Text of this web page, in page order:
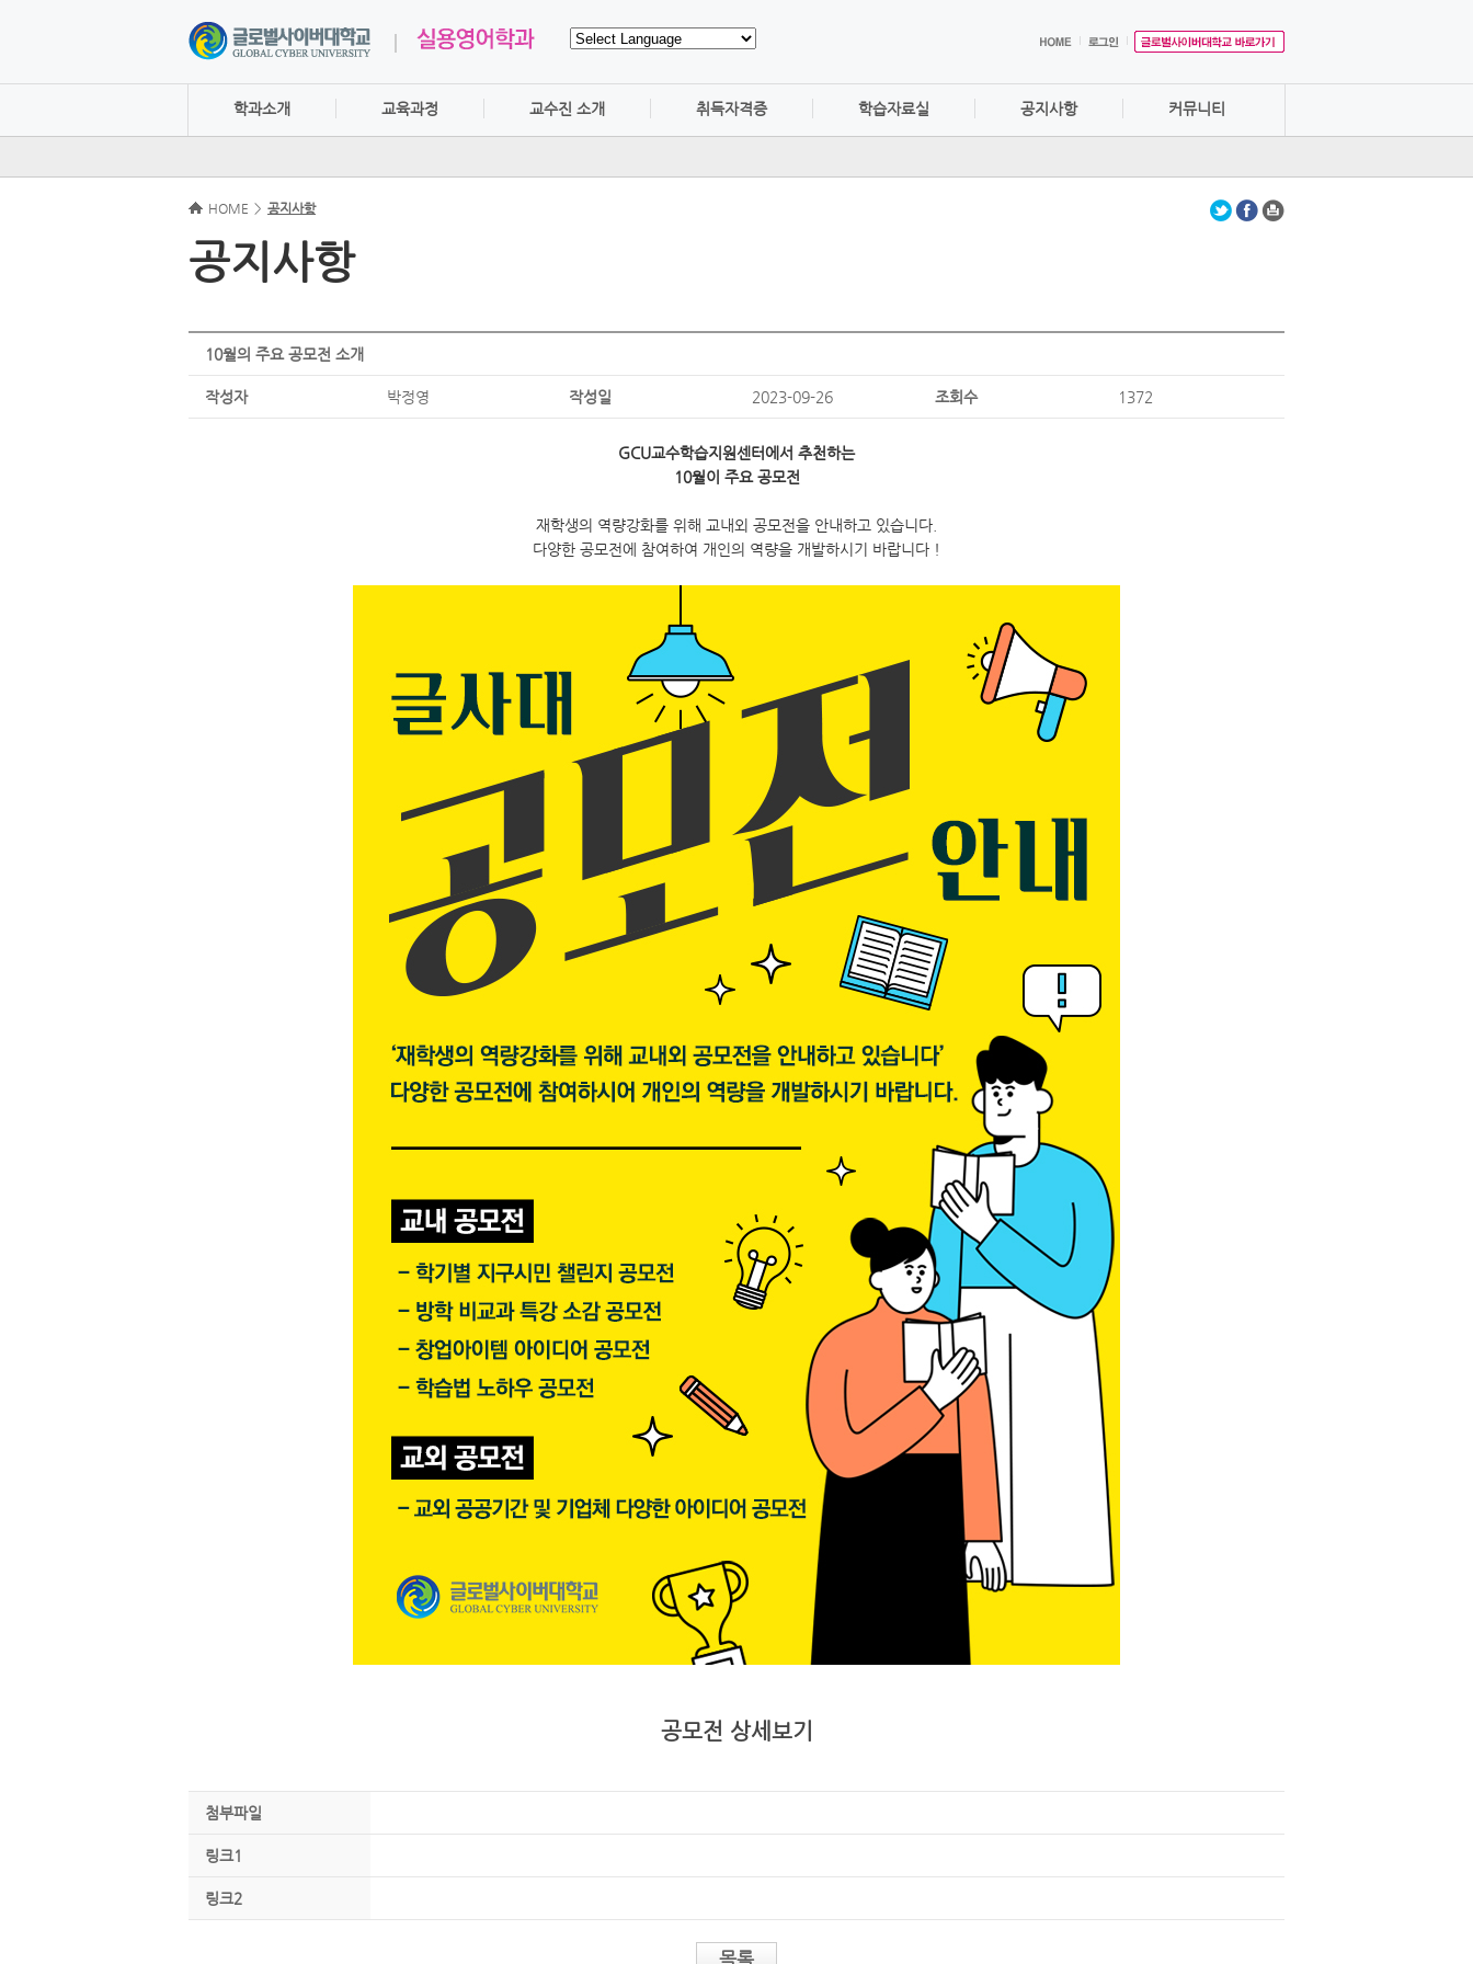
학과소개 교육과정 교수진 소개 취득자격증 학습자료실 공지사항 커뮤니티
HOME > 공지사항
공지사항
10월의 주요 공모전 소개
작성자 박정영 작성일 2023-09-26 조회수 1372
GCU교수학습지원센터에서 추천하는
10월이 주요 공모전
재학생의 역량강화를 위해 교내외 공모전을 안내하고 있습니다.
다양한 공모전에 참여하여 개인의 역량을 개발하시기 바랍니다 !
공모전 상세보기
첨부파일
링크1
링크2
목록